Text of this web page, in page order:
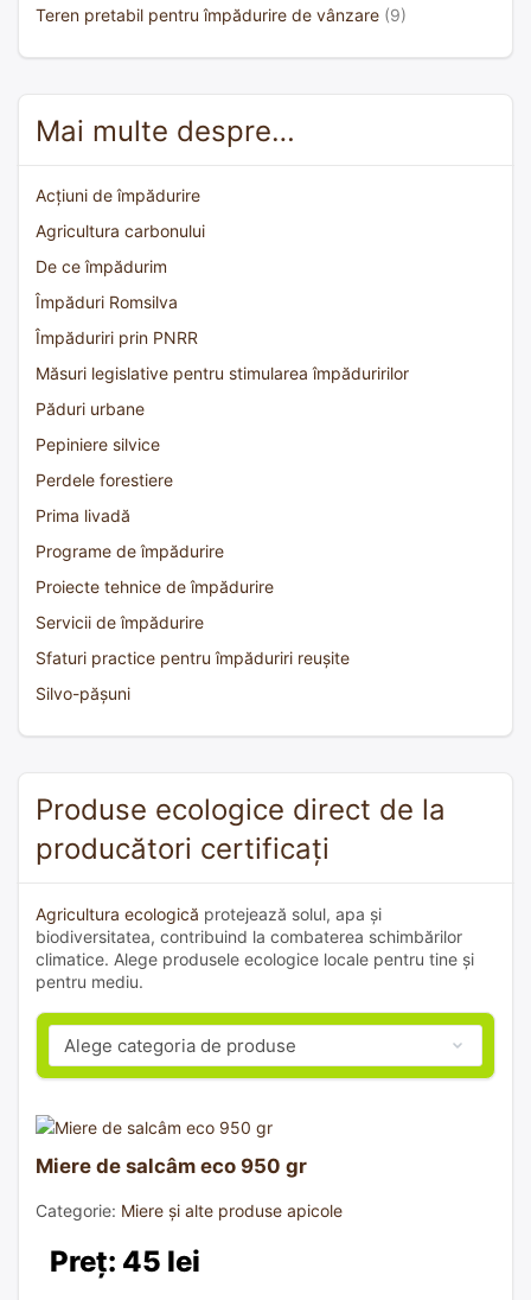
Teren pretabil pentru împădurire de vânzare (9)
Mai multe despre…
Acțiuni de împădurire
Agricultura carbonului
De ce împădurim
Împăduri Romsilva
Împăduriri prin PNRR
Măsuri legislative pentru stimularea împăduririlor
Păduri urbane
Pepiniere silvice
Perdele forestiere
Prima livadă
Programe de împădurire
Proiecte tehnice de împădurire
Servicii de împădurire
Sfaturi practice pentru împăduriri reușite
Silvo-pășuni
Produse ecologice direct de la
producători certificați
Agricultura ecologică protejează solul, apa și
biodiversitatea, contribuind la combaterea schimbărilor
climatice. Alege produsele ecologice locale pentru tine și
pentru mediu.
Miere de salcâm eco 950 gr
Categorie: Miere și alte produse apicole
Preț: 45 lei